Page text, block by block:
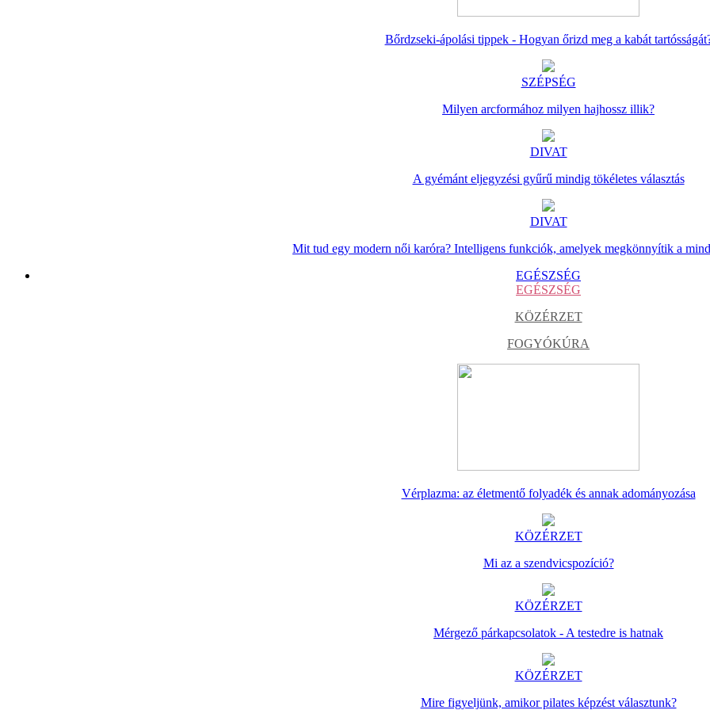
Bőrdzseki-ápolási tippek - Hogyan őrizd meg a kabát
SZÉPSÉG
Milyen arcformához milyen hajhossz illik?
DIVAT
A gyémánt eljegyzési gyűrű mindig tökéletes választás
DIVAT
Mit tud egy modern női karóra? Intelligens funkciók, amelyek megkönnyítik a
EGÉSZSÉG
EGÉSZSÉG
KÖZÉRZET
FOGYÓKÚRA
Vérplazma: az életmentő folyadék és annak adományozása
KÖZÉRZET
Mi az a szendvicspozíció?
KÖZÉRZET
Mérgező párkapcsolatok - A testedre is hatnak
KÖZÉRZET
Mire figyeljünk, amikor pilates képzést választunk?